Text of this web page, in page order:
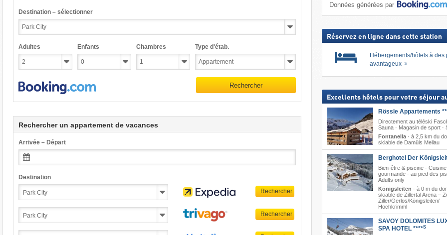
Destination – sélectionner
Adultes Enfants Chambres Type d'étab.
Rechercher
Rechercher un appartement de vacances
Arrivée – Départ
Destination
Données générées par
Réservez en ligne dans cette station
Hébergements/hôtels à des
avantageux
Excellents hôtels pour votre séjour
Rössle Appartements
Directement au téléski
Sauna · Magasin de sport ·
Fontanella · à 2,5 km du
skiable de Damüls Mellau
Berghotel Der
Bien-être & piscine · Cuisine
gourmande · au pied des
Adults only
Königsleiten · à 0 m du
skiable de Zillertal Arena –
Ziller/​Gerlos/​Königsleiten/​
Hochkrimml
SAVOY DOLOMITES
SPA HOTEL ****S